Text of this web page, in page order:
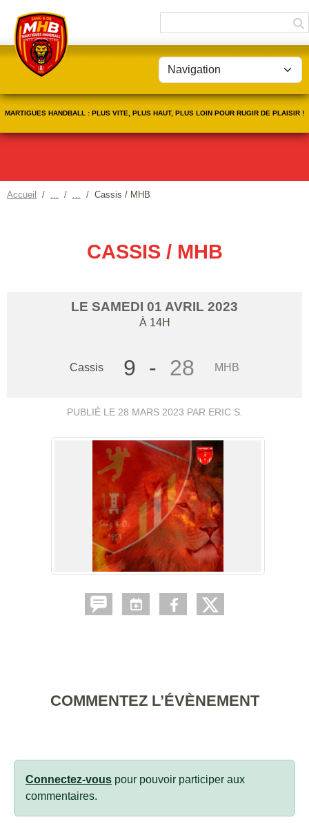
MARTIGUES HANDBALL : PLUS VITE, PLUS HAUT, PLUS LOIN POUR RUGIR DE PLAISIR !
Accueil Cassis / MHB
CASSIS / MHB
LE SAMEDI 01 AVRIL 2023
À 14H
Cassis 9 - 28 MHB
PUBLIÉ LE 28 MARS 2023 PAR ERIC S.
COMMENTEZ L’ÉVÈNEMENT
Connectez-vous pour pouvoir participer aux
commentaires.